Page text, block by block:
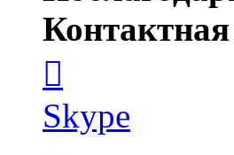
пользователя
новичёк
Skype